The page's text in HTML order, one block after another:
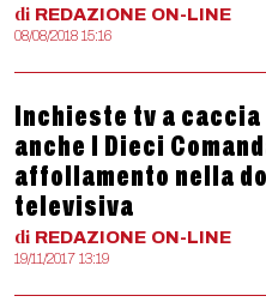
di REDAZIONE ON-LINE
08/08/2018 15:16
Inchieste tv a
anche I Dieci
affollamento nella
televisiva
di REDAZIONE ON-LINE
19/11/2017 13:19